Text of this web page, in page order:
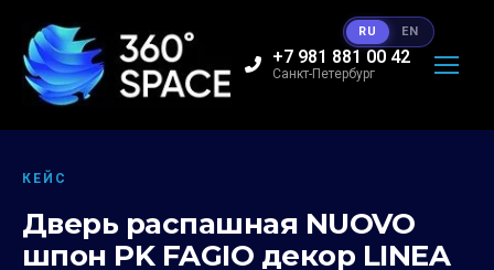
+7 981 881 00 42
Санкт-Петербург
КЕЙС
Дверь распашная NUOVO
шпон PK FAGIO декор LINEA
RU EN